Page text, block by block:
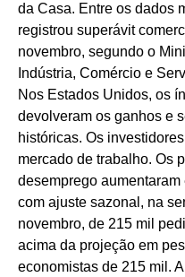
da Casa. Entre os dados
registrou superávit
novembro, segundo o
Indústria, Comércio e
Nos Estados Unidos, os
devolveram os ganhos e
históricas. Os
mercado de trabalho. Os
desemprego
com ajuste sazonal, na
novembro, de 215 mil
acima da projeção em
economistas de 215 mil.